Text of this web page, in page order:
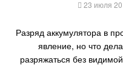
23 июля
Разряд аккумулятора в
явление, но что
разряжаться без